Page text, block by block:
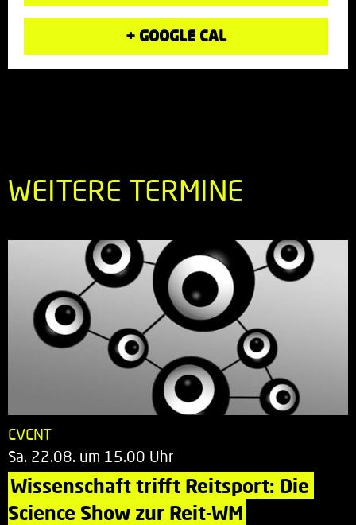
+ GOOGLE CAL
WEITERE TERMINE
EVENT
Sa. 22.08. um 15.00 Uhr
Wissenschaft trifft Reitsport: Die
Science Show zur Reit-WM